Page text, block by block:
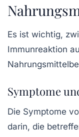
Es ist wichtig,
Immunreaktion
Symptome
Die Symptome
darin, die